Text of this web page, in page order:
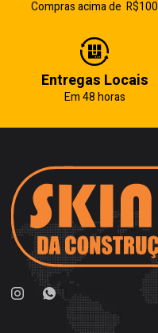
Compras acima de R$100
Entregas Locais
Em 48 horas